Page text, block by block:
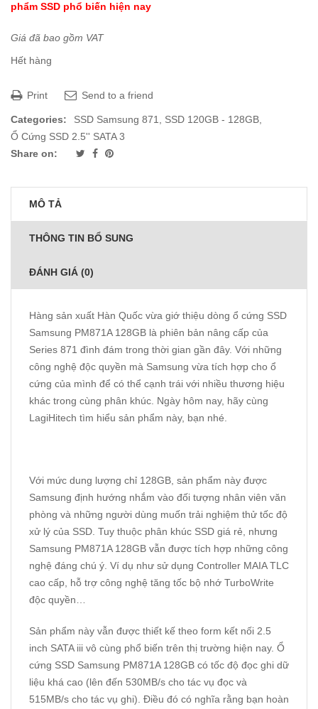
phẩm SSD phổ biến hiện nay
Giá đã bao gồm VAT
Hết hàng
Print Send to a friend
Categories: SSD Samsung 871 SSD 120GB - 128GB
Ổ Cứng SSD 2.5'' SATA 3
Share on:
MÔ TẢ
THÔNG TIN BỔ SUNG
ĐÁNH GIÁ (0)
Hàng sản xuất Hàn Quốc vừa giớ thiệu dòng ổ cứng SSD
Samsung PM871A 128GB là phiên bản nâng cấp của
Series 871 đình đám trong thời gian gần đây. Với những
công nghệ độc quyền mà Samsung vừa tích hợp cho ổ
cứng của mình để có thể cạnh trái với nhiều thương hiệu
khác trong cùng phân khúc. Ngày hôm nay, hãy cùng
LagiHitech tìm hiểu sản phẩm này, bạn nhé.
Với mức dung lượng chỉ 128GB, sản phẩm này được
Samsung định hướng nhắm vào đối tượng nhân viên văn
phòng và những người dùng muốn trải nghiệm thử tốc độ
xử lý của SSD. Tuy thuộc phân khúc SSD giá rẻ, nhưng
Samsung PM871A 128GB vẫn được tích hợp những công
nghệ đáng chú ý. Ví dụ như sử dụng Controller MAIA TLC
cao cấp, hỗ trợ công nghệ tăng tốc bộ nhớ TurboWrite
độc quyền…
Sản phẩm này vẫn được thiết kế theo form kết nối 2.5
inch SATA iii vô cùng phổ biến trên thị trường hiện nay. Ổ
cứng SSD Samsung PM871A 128GB có tốc độ đọc ghi dữ
liệu khá cao (lên đến 530MB/s cho tác vụ đọc và
515MB/s cho tác vụ ghi). Điều đó có nghĩa rằng bạn hoàn